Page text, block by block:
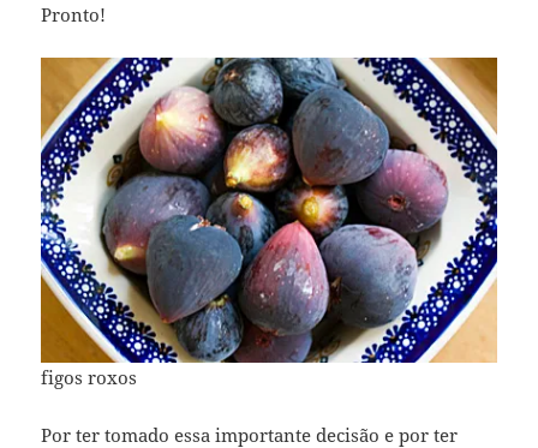
Pronto!
figos roxos
Por ter tomado essa importante decisão e por ter